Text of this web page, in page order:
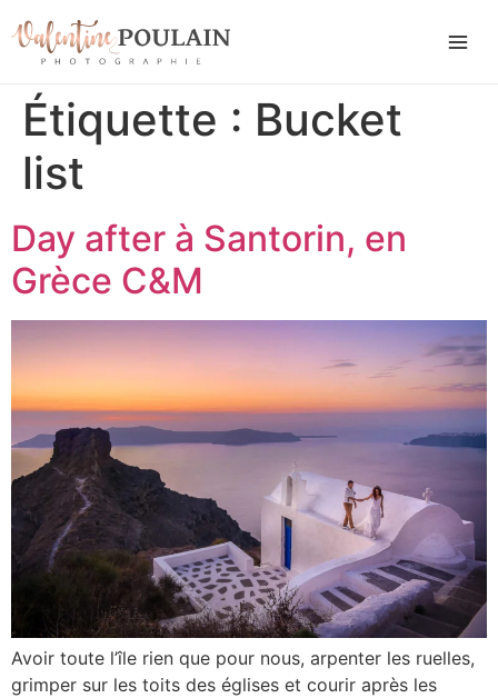
Étiquette : Bucket
list
Day after à Santorin, en
Grèce C&M
Avoir toute l’île rien que pour nous, arpenter les ruelles,
grimper sur les toits des églises et courir après les